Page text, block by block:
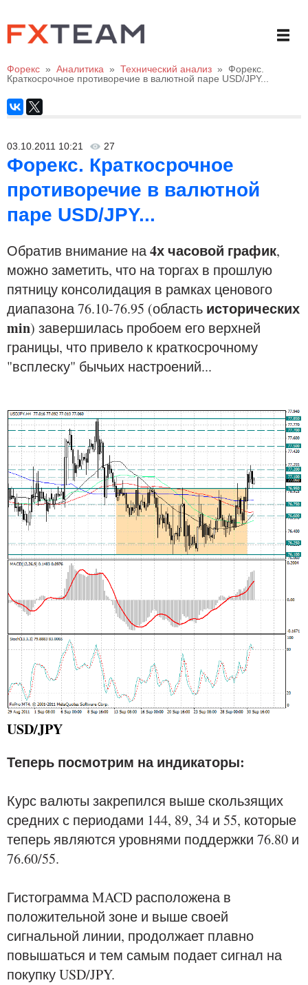
Форекс » Аналитика » Технический анализ » Форекс.
Краткосрочное противоречие в валютной паре USD/JPY...
03.10.2011 10:21 27
Форекс. Краткосрочное
противоречие в валютной
паре USD/JPY...
Обратив внимание на4х часовой график,
можно заметить, что на торгах в прошлую
пятницу консолидация в рамках ценового
диапазона 76.10-76.95 (область исторических
min) завершилась пробоем его верхней
границы, что привело к краткосрочному
"всплеску" бычьих настроений...
USD/JPY
Теперь посмотрим на индикаторы:
Курс валюты закрепился выше скользящих
средних с периодами 144, 89, 34 и 55, которые
теперь являются уровнями поддержки 76.80 и
76.60/55.
Гистограмма MACD расположена в
положительной зоне и выше своей
сигнальной линии, продолжает плавно
повышаться и тем самым подает сигнал на
покупку USD/JPY.